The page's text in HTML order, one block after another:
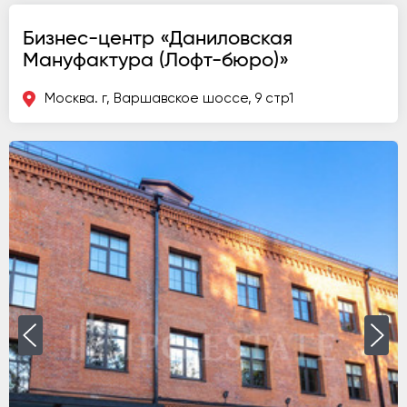
Бизнес-центр «Даниловская
Мануфактура (Лофт-бюро)»
Москва. г, Варшавское шоссе, 9 стр1